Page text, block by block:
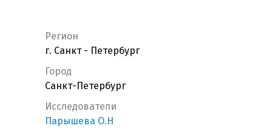
Регион
г. Санкт - Петербург
Город
Санкт-Петербург
Исследователи
Парышева О.Н